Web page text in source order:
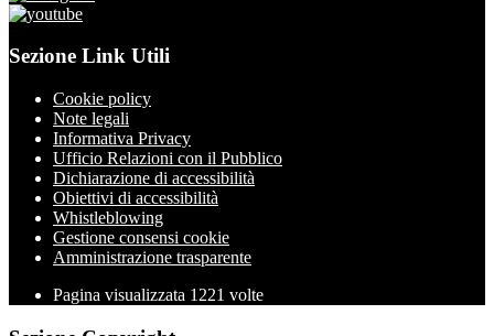
Sezione Link Utili
Cookie policy
Note legali
Informativa Privacy
Ufficio Relazioni con il Pubblico
Dichiarazione di accessibilità
Obiettivi di accessibilità
Whistleblowing
Gestione consensi cookie
Amministrazione trasparente
Pagina visualizzata 1221 volte